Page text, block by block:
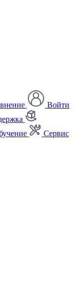
Войти
Сервис